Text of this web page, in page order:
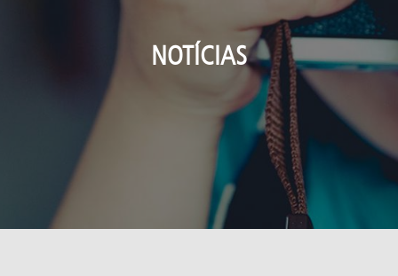
NOTÍCIAS